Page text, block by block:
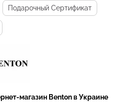
Подарочный Сертификат
магазин Benton в Украине